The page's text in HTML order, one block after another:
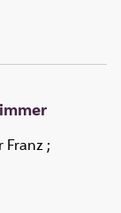
Franz ;